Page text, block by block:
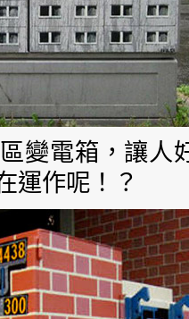
變電箱，讓人
運作呢！？